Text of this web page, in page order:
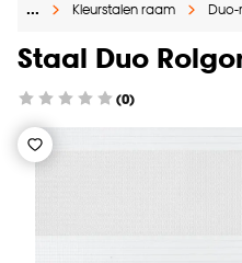
Gratis raam
… Kleurstalen raam Duo-
Staal Duo
(0)